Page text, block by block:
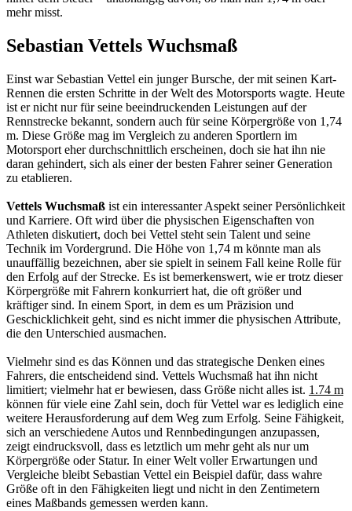
mehr misst.
Sebastian Vettels Wuchsmaß
Einst war Sebastian Vettel ein junger Bursche, der mit seinen Kart-
Rennen die ersten Schritte in der Welt des Motorsports wagte. Heute
ist er nicht nur für seine beeindruckenden Leistungen auf der
Rennstrecke bekannt, sondern auch für seine Körpergröße von 1,74
m. Diese Größe mag im Vergleich zu anderen Sportlern im
Motorsport eher durchschnittlich erscheinen, doch sie hat ihn nie
daran gehindert, sich als einer der besten Fahrer seiner Generation
zu etablieren.
Vettels Wuchsmaß ist ein interessanter Aspekt seiner Persönlichkeit
und Karriere. Oft wird über die physischen Eigenschaften von
Athleten diskutiert, doch bei Vettel steht sein Talent und seine
Technik im Vordergrund. Die Höhe von 1,74 m könnte man als
unauffällig bezeichnen, aber sie spielt in seinem Fall keine Rolle für
den Erfolg auf der Strecke. Es ist bemerkenswert, wie er trotz dieser
Körpergröße mit Fahrern konkurriert hat, die oft größer und
kräftiger sind. In einem Sport, in dem es um Präzision und
Geschicklichkeit geht, sind es nicht immer die physischen Attribute,
die den Unterschied ausmachen.
Vielmehr sind es das Können und das strategische Denken eines
Fahrers, die entscheidend sind. Vettels Wuchsmaß hat ihn nicht
limitiert; vielmehr hat er bewiesen, dass Größe nicht alles ist. 1.74 m
können für viele eine Zahl sein, doch für Vettel war es lediglich eine
weitere Herausforderung auf dem Weg zum Erfolg. Seine Fähigkeit,
sich an verschiedene Autos und Rennbedingungen anzupassen,
zeigt eindrucksvoll, dass es letztlich um mehr geht als nur um
Körpergröße oder Statur. In einer Welt voller Erwartungen und
Vergleiche bleibt Sebastian Vettel ein Beispiel dafür, dass wahre
Größe oft in den Fähigkeiten liegt und nicht in den Zentimetern
eines Maßbands gemessen werden kann.